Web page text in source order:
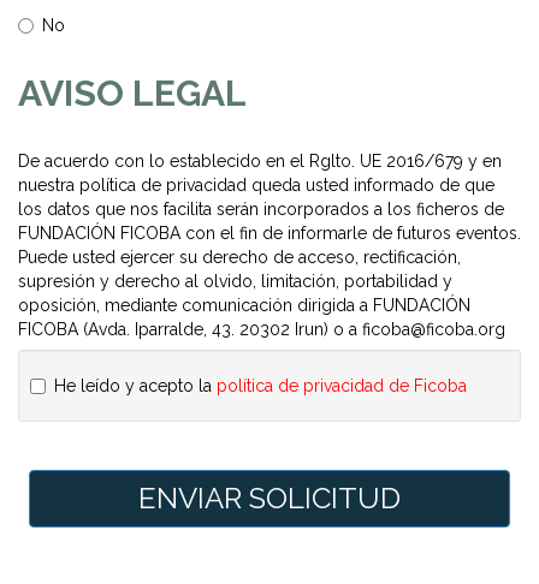
No
AVISO LEGAL
De acuerdo con lo establecido en el Rglto. UE 2016/679 y en
nuestra política de privacidad queda usted informado de que
los datos que nos facilita serán incorporados a los ficheros de
FUNDACIÓN FICOBA con el fin de informarle de futuros eventos.
Puede usted ejercer su derecho de acceso, rectificación,
supresión y derecho al olvido, limitación, portabilidad y
oposición, mediante comunicación dirigida a FUNDACIÓN
FICOBA (Avda. Iparralde, 43. 20302 Irun) o a ficoba@ficoba.org
He leído y acepto la política de privacidad de Ficoba
ENVIAR SOLICITUD